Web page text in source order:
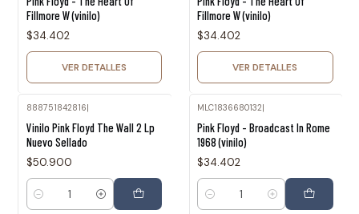
Fillmore W (vinilo)
$34.402
VER DETALLES
Fillmore W (vinilo)
$34.402
VER DETALLES
888751842816
Vinilo Pink Floyd The Wall 2 Lp
Nuevo Sellado
$50.900
Cantidad
MLC1836680132
Pink Floyd - Broadcast In Rome
1968 (vinilo)
$34.402
Cantidad